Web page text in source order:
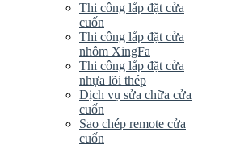
Thi công lắp đặt cửa
cuốn
Thi công lắp đặt cửa
nhôm XingFa
Thi công lắp đặt cửa
nhựa lõi thép
Dịch vụ sửa chữa cửa
cuốn
Sao chép remote cửa
cuốn